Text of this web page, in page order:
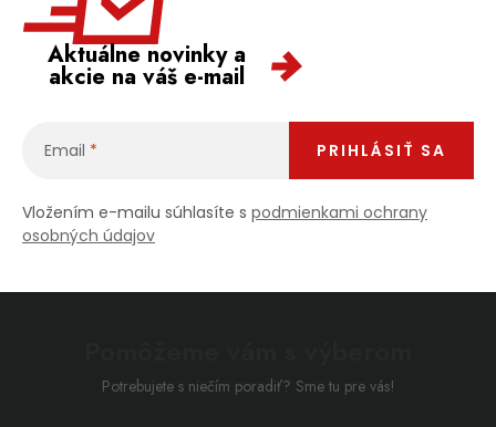
Aktuálne novinky a
akcie na váš e-mail
Email
Vložením e-mailu súhlasíte s podmienkami ochrany
osobných údajov
PRIHLÁSIŤ SA
Potrebujete s niečím poradiť? Sme tu pre vás!